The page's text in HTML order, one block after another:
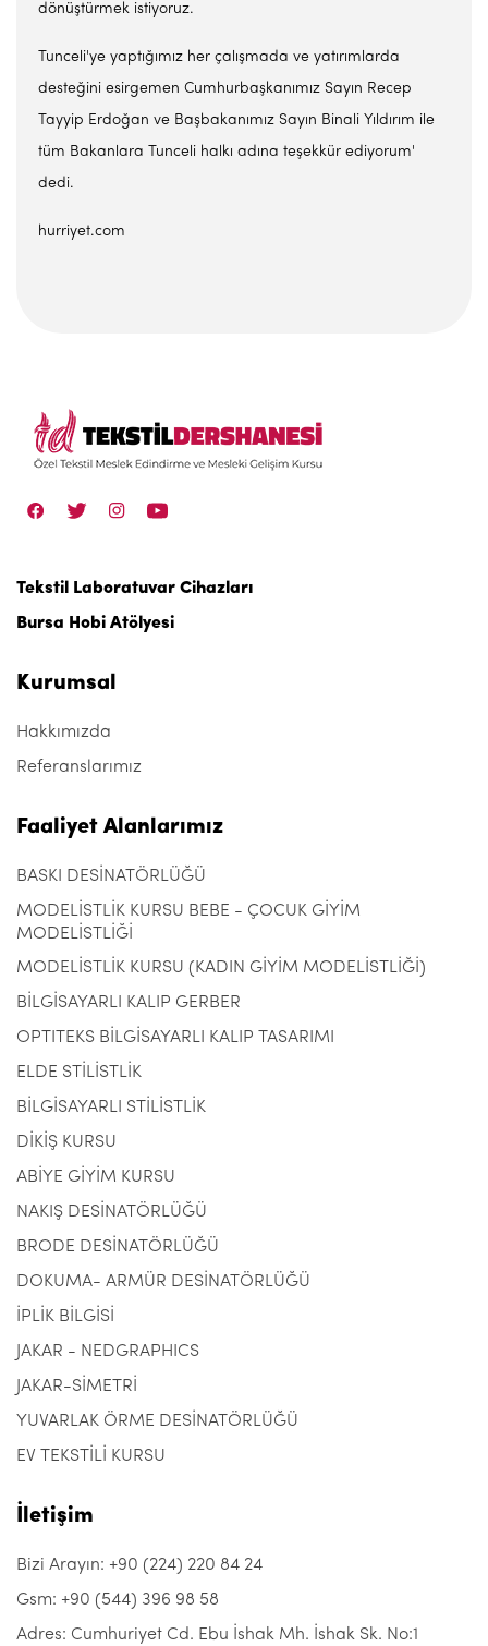
dönüştürmek istiyoruz.
Tunceli'ye yaptığımız her çalışmada ve yatırımlarda
desteğini esirgemen Cumhurbaşkanımız Sayın Recep
Tayyip Erdoğan ve Başbakanımız Sayın Binali Yıldırım ile
tüm Bakanlara Tunceli halkı adına teşekkür ediyorum'
dedi.
hurriyet.com
Tekstil Laboratuvar Cihazları
Bursa Hobi Atölyesi
Kurumsal
Hakkımızda
Referanslarımız
Faaliyet Alanlarımız
BASKI DESİNATÖRLÜĞÜ
MODELİSTLİK KURSU BEBE - ÇOCUK GİYİM
MODELİSTLİĞİ
MODELİSTLİK KURSU (KADIN GİYİM MODELİSTLİĞİ)
BİLGİSAYARLI KALIP GERBER
OPTITEKS BİLGİSAYARLI KALIP TASARIMI
ELDE STİLİSTLİK
BİLGİSAYARLI STİLİSTLİK
DİKİŞ KURSU
ABİYE GİYİM KURSU
NAKIŞ DESİNATÖRLÜĞÜ
BRODE DESİNATÖRLÜĞÜ
DOKUMA- ARMÜR DESİNATÖRLÜĞÜ
İPLİK BİLGİSİ
JAKAR - NEDGRAPHICS
JAKAR-SİMETRİ
YUVARLAK ÖRME DESİNATÖRLÜĞÜ
EV TEKSTİLİ KURSU
İletişim
Bizi Arayın: +90 (224) 220 84 24
Gsm: +90 (544) 396 98 58
Adres: Cumhuriyet Cd. Ebu İshak Mh. İshak Sk. No:1